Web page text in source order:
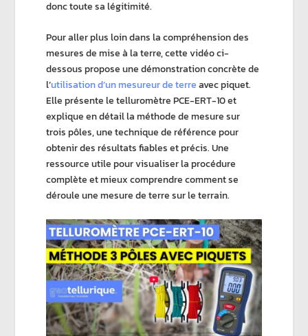
donc toute sa légitimité.
Pour aller plus loin dans la compréhension des
mesures de mise à la terre, cette vidéo ci-
dessous propose une démonstration concrète de
l’utilisation d’un mesureur de terreavec piquet.
Elle présente le telluromètre PCE-ERT-10 et
explique en détail la méthode de mesure sur
trois pôles, une technique de référence pour
obtenir des résultats fiables et précis. Une
ressource utile pour visualiser la procédure
complète et mieux comprendre comment se
déroule une mesure de terre sur le terrain.